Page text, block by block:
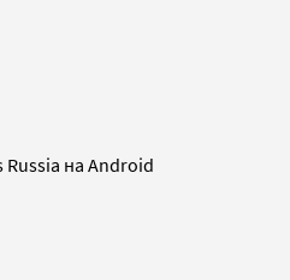
на Android